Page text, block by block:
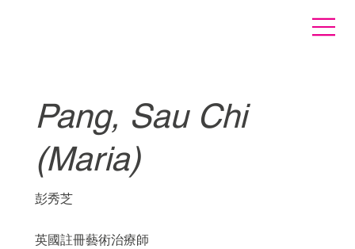
Pang, Sau Chi
(Maria)
彭秀芝
英國註冊藝術治療師